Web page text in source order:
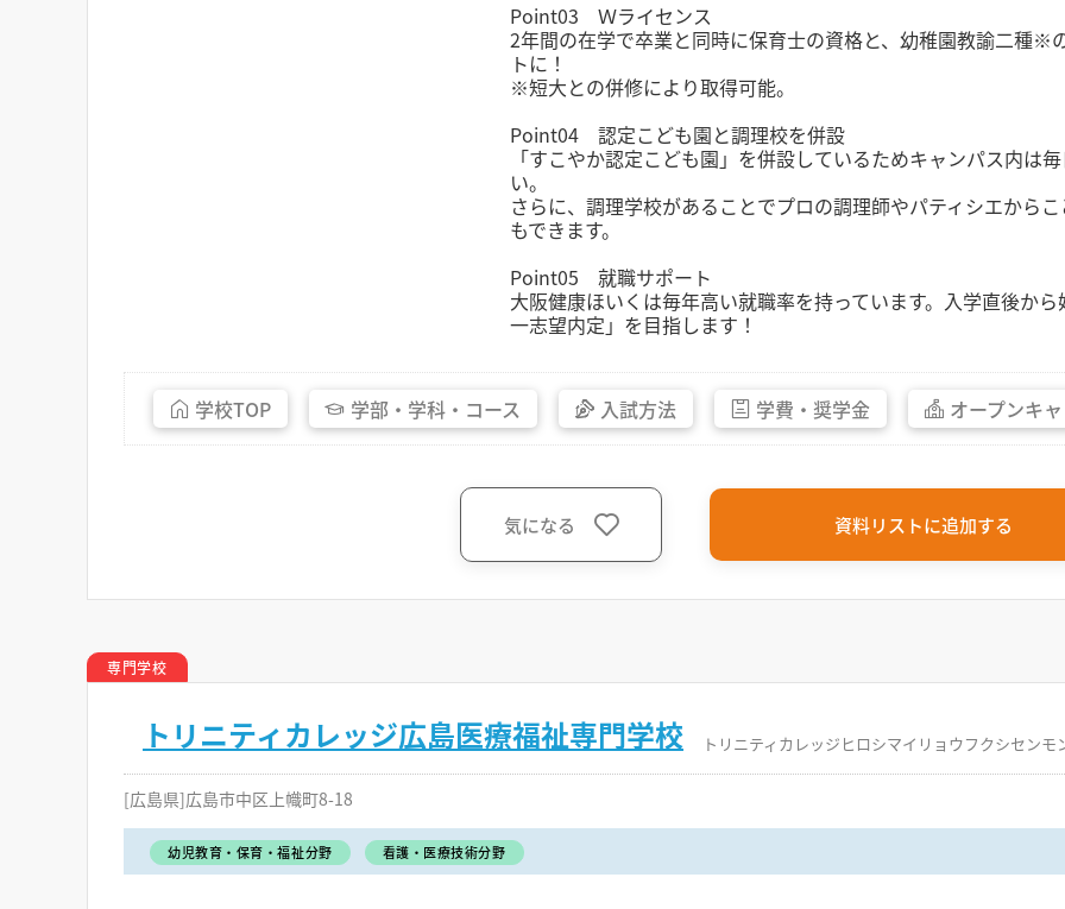
Point03 Ｗライセンス
2年間の在学で卒業と同時に保育士の資格と、幼稚園教諭二種※
トに！
※短大との併修により取得可能。
Point04 認定こども園と調理校を併設
「すこやか認定こども園」を併設しているためキャンパス内は
い。
さらに、調理学校があることでプロの調理師やパティシエから
もできます。
Point05 就職サポート
大阪健康ほいくは毎年高い就職率を持っています。入学直後か
一志望内定」を目指します！
学校TOP 学部・ 学科・ コース 入試方法 学費・ 奨学金 オープンキ
気になる 資料リストに追加する
専門学校
トリニティカレッジ広島医療福祉専門学校 トリニティカレッジヒロシマイリョウフクシセンモ
[広島県]広島市中区上幟町8-18
幼児教育・保育・福祉分野 看護・医療技術分野